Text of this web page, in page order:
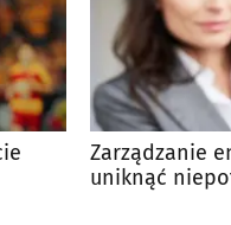
Zarządzanie
uniknąć